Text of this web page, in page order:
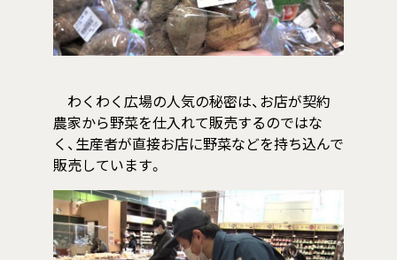
わくわく広場の人気の秘密は、お店が契約
農家から野菜を仕入れて販売するのではな
く、生産者が直接お店に野菜などを持ち込んで
販売しています。